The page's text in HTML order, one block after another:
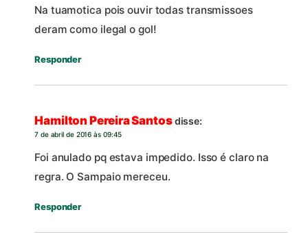
Na tuamotica pois ouvir todas transmissoes
deram como ilegal o gol!
Responder
Hamilton Pereira Santosdisse:
7 de abril de 2016 às 09:45
Foi anulado pq estava impedido. Isso é claro na
regra. O Sampaio mereceu.
Responder